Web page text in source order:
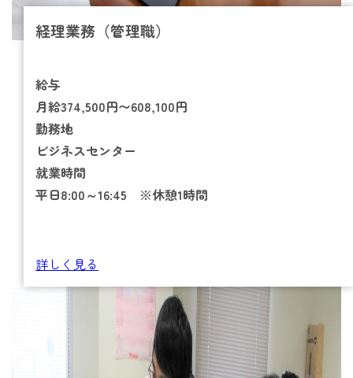
経理業務（管理職）
給与
月給374,500円〜608,100円
勤務地
ビジネスセンター
就業時間
平日8:00～16:45 ※休憩1時間
詳しく見る